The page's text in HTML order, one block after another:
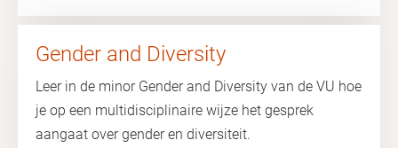
Gender and Diversity
Leer in de minor Gender and Diversity van de VU hoe
je op een multidisciplinaire wijze het gesprek
aangaat over gender en diversiteit.